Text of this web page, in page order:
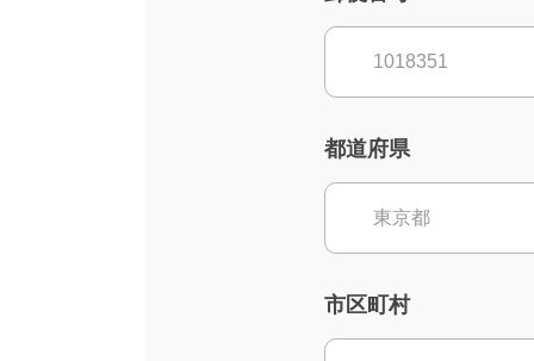
都道府県
市区町村